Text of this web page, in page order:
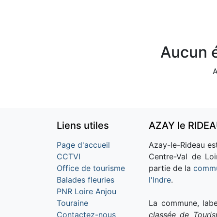
Aucun
Liens utiles
Page d'accueil
CCTVI
Office de tourisme
Balades fleuries
PNR Loire Anjou
Touraine
Contactez-nous
AZAY le
Azay-le-Rideau
Centre-Val de
partie de la
l'Indre.
La commune,
classée de